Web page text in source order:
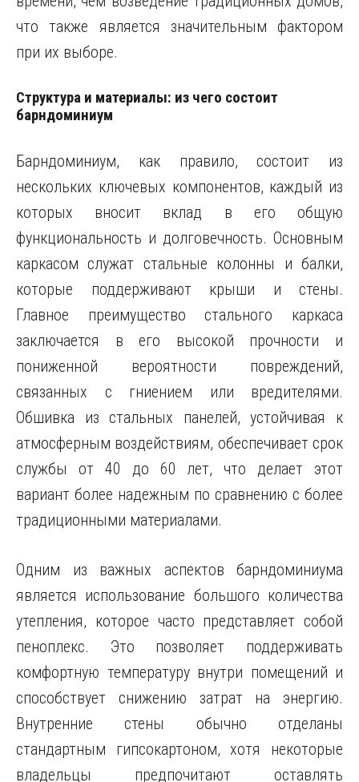
что также является значительным фактором
при их выборе.
Структура и материалы: из чего состоит
барндоминиум
Барндоминиум, как правило, состоит из
нескольких ключевых компонентов, каждый из
которых вносит вклад в его общую
функциональность и долговечность. Основным
каркасом служат стальные колонны и балки,
которые поддерживают крыши и стены.
Главное преимущество стального каркаса
заключается в его высокой прочности и
пониженной вероятности повреждений,
связанных с гниением или вредителями.
Обшивка из стальных панелей, устойчивая к
атмосферным воздействиям, обеспечивает срок
службы от 40 до 60 лет, что делает этот
вариант более надежным по сравнению с более
традиционными материалами.
Одним из важных аспектов барндоминиума
является использование большого количества
утепления, которое часто представляет собой
пеноплекс. Это позволяет поддерживать
комфортную температуру внутри помещений и
способствует снижению затрат на энергию.
Внутренние стены обычно отделаны
стандартным гипсокартоном, хотя некоторые
владельцы предпочитают оставлять